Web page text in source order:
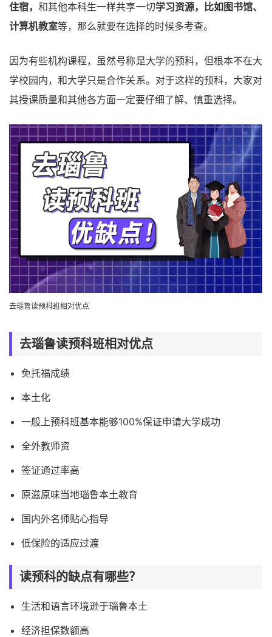
住宿，和其他本科生一样共享一切学习资源，比如图书馆、
计算机教室等，那么就要在选择的时候多考查。
因为有些机构课程，虽然号称是大学的预科，但根本不在大
学校园内，和大学只是合作关系。对于这样的预科，大家对
其授课质量和其他各方面一定要仔细了解、慎重选择。
去瑙鲁读预科班相对优点
去瑙鲁读预科班相对优点
免托福成绩
本土化
一般上预科班基本能够100%保证申请大学成功
全外教师资
签证通过率高
原滋原味当地瑙鲁本土教育
国内外名师贴心指导
低保险的适应过渡
读预科的缺点有哪些？
生活和语言环境逊于瑙鲁本土
经济担保数额高